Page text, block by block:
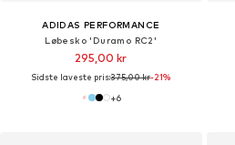
ADIDAS PERFORMANCE
Løbesko 'Duramo RC2'
295,00 kr
Sidste laveste pris:375,00 kr-21%
+6